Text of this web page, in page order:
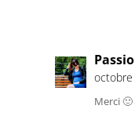
octobre
Merci 🙂